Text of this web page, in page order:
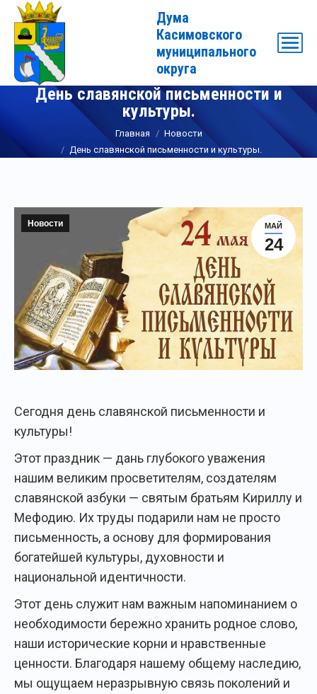
Дума
Касимовского
муниципального
округа
День славянской письменности и
культуры.
Главная
Новости
День славянской письменности и культуры.
МАЙ
24
Новости
Сегодня день славянской письменности и
культуры!
Этот праздник — дань глубокого уважения
нашим великим просветителям, создателям
славянской азбуки — святым братьям Кириллу и
Мефодию. Их труды подарили нам не просто
письменность, а основу для формирования
богатейшей культуры, духовности и
национальной идентичности.
Этот день служит нам важным напоминанием о
необходимости бережно хранить родное слово,
наши исторические корни и нравственные
ценности. Благодаря нашему общему наследию,
мы ощущаем неразрывную связь поколений и